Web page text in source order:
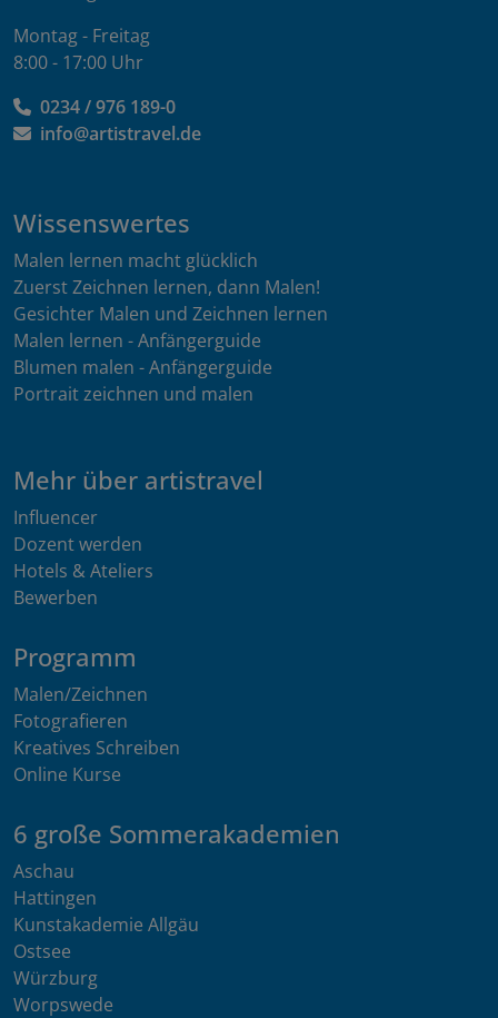
Montag - Freitag
8:00 - 17:00 Uhr
0234 / 976 189-0
info@artistravel.de
Wissenswertes
Malen lernen macht glücklich
Zuerst Zeichnen lernen, dann Malen!
Gesichter Malen und Zeichnen lernen
Malen lernen - Anfängerguide
Blumen malen - Anfängerguide
Portrait zeichnen und malen
Mehr über artistravel
Influencer
Dozent werden
Hotels & Ateliers
Bewerben
Programm
Malen/Zeichnen
Fotografieren
Kreatives Schreiben
Online Kurse
6 große Sommerakademien
Aschau
Hattingen
Kunstakademie Allgäu
Ostsee
Würzburg
Worpswede